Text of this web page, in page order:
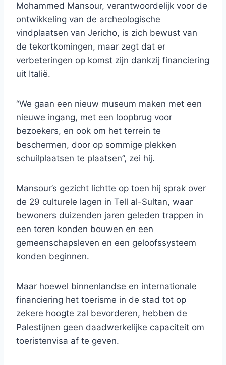
Mohammed Mansour, verantwoordelijk voor de
ontwikkeling van de archeologische
vindplaatsen van Jericho, is zich bewust van
de tekortkomingen, maar zegt dat er
verbeteringen op komst zijn dankzij financiering
uit Italië.
“We gaan een nieuw museum maken met een
nieuwe ingang, met een loopbrug voor
bezoekers, en ook om het terrein te
beschermen, door op sommige plekken
schuilplaatsen te plaatsen”, zei hij.
Mansour’s gezicht lichtte op toen hij sprak over
de 29 culturele lagen in Tell al-Sultan, waar
bewoners duizenden jaren geleden trappen in
een toren konden bouwen en een
gemeenschapsleven en een geloofssysteem
konden beginnen.
Maar hoewel binnenlandse en internationale
financiering het toerisme in de stad tot op
zekere hoogte zal bevorderen, hebben de
Palestijnen geen daadwerkelijke capaciteit om
toeristenvisa af te geven.